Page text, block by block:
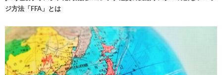
ジ方法「FFA」とは